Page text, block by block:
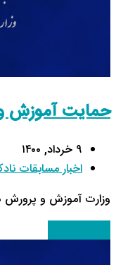
حمایت آموزش
۹ خرداد, ۱۴۰۰
اخبار مسابقات
وزارت آموزش و پرورش